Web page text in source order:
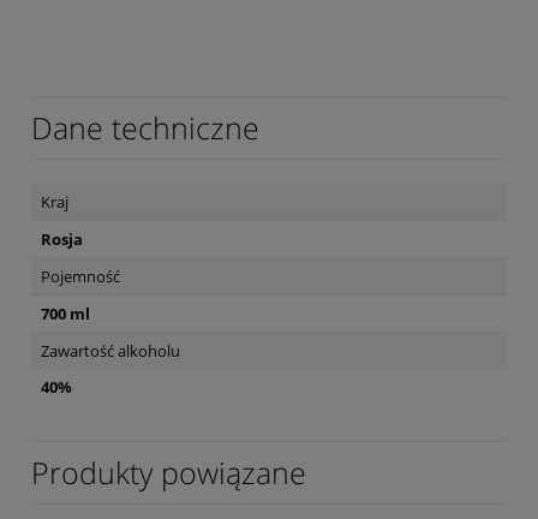
Dane techniczne
Kraj
Rosja
Pojemność
700 ml
Zawartość alkoholu
40%
Produkty powiązane